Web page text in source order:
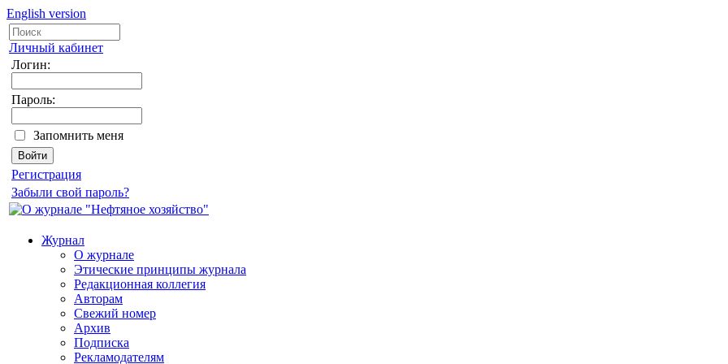
English version
Личный кабинет
Логин:
Пароль:
Запомнить меня
Регистрация
Забыли свой пароль?
Журнал
О журнале
Этические принципы журнала
Редакционная коллегия
Авторам
Свежий номер
Архив
Подписка
Рекламодателям